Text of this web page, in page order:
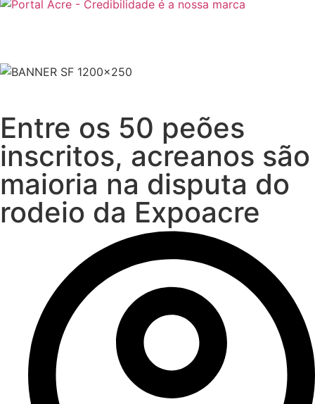
Entre os 50 peões
inscritos, acreanos são
maioria na disputa do
rodeio da Expoacre